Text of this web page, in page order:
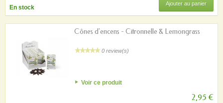
En stock
Ajouter au panier
Cônes d'encens - Citronnelle & Lemongrass
0 review(s)
Voir ce produit
2,95 €